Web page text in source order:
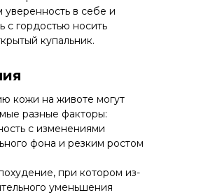
кожи на животе могут
разные факторы:
с изменениями
фона и резким ростом
при котором из-
уменьшения
уверенность в себе и
с гордостью носить
купальник.